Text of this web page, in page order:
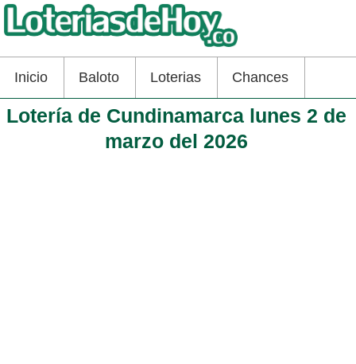
Inicio Baloto Loterias Chances
Lotería de Cundinamarca lunes 2 de
marzo del 2026